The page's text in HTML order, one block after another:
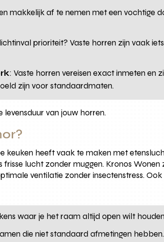
makkelijk af te nemen met een vochtige
prioriteit? Vaste horren zijn vaak
: Vaste horren vereisen exact inmeten en
zijn voor standaardmaten.
van jouw horren.
keuken heeft vaak te maken met
lucht zonder muggen. Kronos
ventilatie zonder insectenstress.
waar je het raam altijd open wilt
die niet standaard afmetingen hebben.